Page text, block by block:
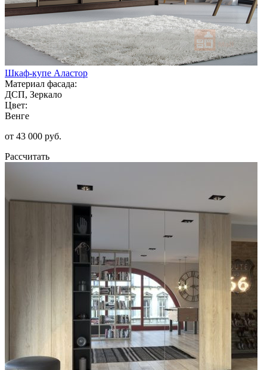
Шкаф-купе Аластор
Материал фасада:
ДСП, Зеркало
Цвет:
Венге
от 43 000 руб.
Рассчитать